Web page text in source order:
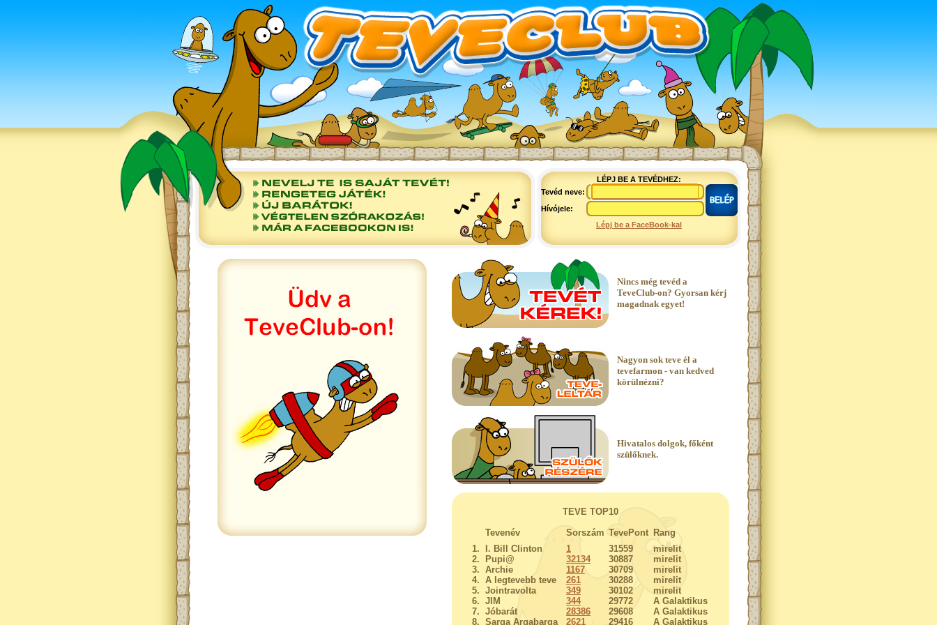
LÉPJ BE A TEVÉDHEZ:
Tevéd neve:
Hívójele:
Lépj be a FaceBook-kal
Nincs még tevéd a
TeveClub-on? Gyorsan kérj
magadnak egyet!
Nagyon sok teve él a
tevefarmon - van kedved
körülnézni?
Hivatalos dolgok, főként
szülőknek.
TEVE TOP10
Tevenév
Sorszám TevePont Rang
1.
I. Bill Clinton 1 31559
mirelit
2.
Pupi@ 32134 30887
mirelit
3. Archie 1167 30709
mirelit
4. A legtevebb teve 261 30288
mirelit
5. Jointravolta 349 30102
mirelit
6. JIM 344 29772
A Galaktikus
7. Jóbarát 28386 29608
A Galaktikus
8. Sarga Argabarga 2621 29416 A Galaktikus